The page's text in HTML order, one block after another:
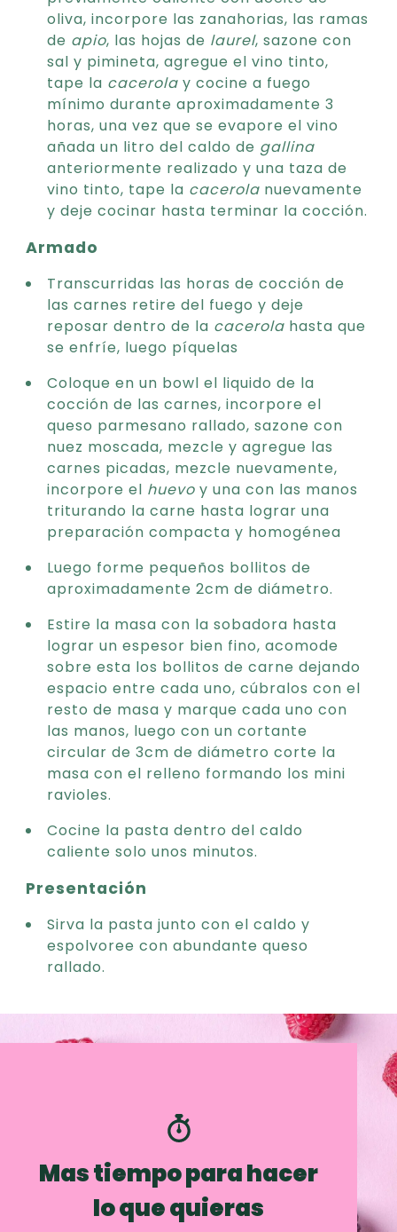
oliva, incorpore las zanahorias, las ramas
de apio, las hojas de laurel, sazone con
sal y pimineta, agregue el vino tinto,
tape la cacerola y cocine a fuego
mínimo durante aproximadamente 3
horas, una vez que se evapore el vino
añada un litro del caldo de gallina
anteriormente realizado y una taza de
vino tinto, tape la cacerola nuevamente
y deje cocinar hasta terminar la cocción.
Armado
Transcurridas las horas de cocción de
las carnes retire del fuego y deje
reposar dentro de la cacerola hasta que
se enfríe, luego píquelas
Coloque en un bowl el liquido de la
cocción de las carnes, incorpore el
queso parmesano rallado, sazone con
nuez moscada, mezcle y agregue las
carnes picadas, mezcle nuevamente,
incorpore el huevo y una con las manos
triturando la carne hasta lograr una
preparación compacta y homogénea
Luego forme pequeños bollitos de
aproximadamente 2cm de diámetro.
Estire la masa con la sobadora hasta
lograr un espesor bien fino, acomode
sobre esta los bollitos de carne dejando
espacio entre cada uno, cúbralos con el
resto de masa y marque cada uno con
las manos, luego con un cortante
circular de 3cm de diámetro corte la
masa con el relleno formando los mini
ravioles.
Cocine la pasta dentro del caldo
caliente solo unos minutos.
Presentación
Sirva la pasta junto con el caldo y
espolvoree con abundante queso
rallado.
Mas tiempo para hacer
lo que quieras